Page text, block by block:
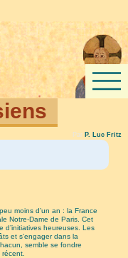
Par P. Luc Fritz
moins d’un an : la France
Notre-Dame de Paris. Cet
d’initiatives heureuses. Les
et s’engager dans la
semble se fondre